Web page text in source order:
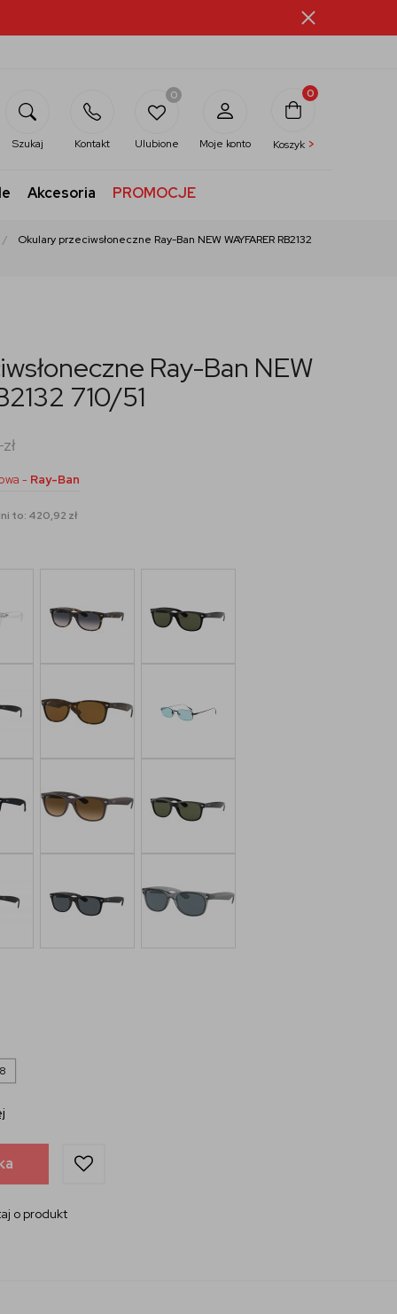
Szukaj Kontakt
0
Ulubione Moje konto
0
Koszyk >
Akcesoria PROMOCJE
Okulary przeciwsłoneczne Ray-Ban NEW WAYFARER RB2132
Ray-Ban NEW
710/51
zł
- Ray-Ban
to: 420,92 zł
o produkt